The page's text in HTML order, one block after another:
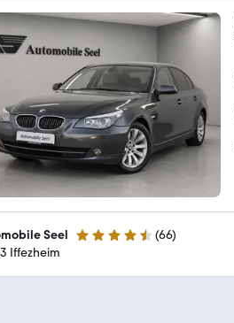
Seel 4.5 Sterne (66)
Iffezheim